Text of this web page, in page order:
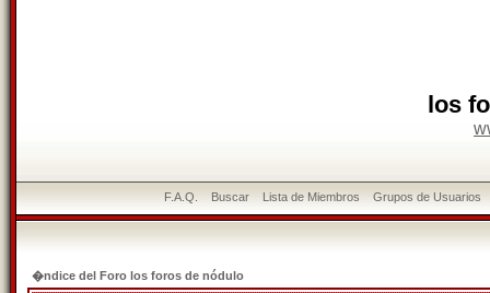
los
F.A.Q. Buscar Lista de Miembros Grupos de Usuarios
�ndice del Foro los foros de nódulo